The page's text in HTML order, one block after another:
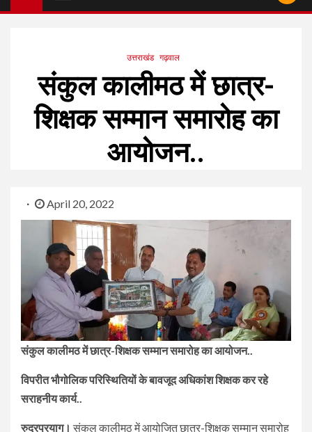
उत्तराखंड गढ़वाल
संकुल कालीमठ में छात्र-
शिक्षक सम्मान समारोह का
आयोजन..
April 20, 2022
संकुल कालीमठ में छात्र-शिक्षक सम्मान समारोह का आयोजन..
विपरीत भौगोलिक परिस्थितियों के बावजूद अधिकांश शिक्षक कर रहे
सराहनीय कार्य..
रुद्रप्रयाग। संकुल कालीमठ में आयोजित छात्र-शिक्षक सम्मान समारोह